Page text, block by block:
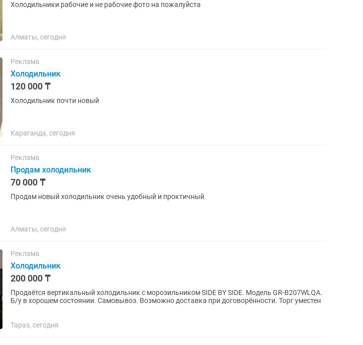
Холодильники рабочие и не рабочие фото на пожалуйста
Алматы, сегодня
Реклама
Холодильник
120 000 ₸
Холодильник почти новый
Караганда, сегодня
Реклама
Продам холодильник
70 000 ₸
Продам новый холодильник очень удобный и проктичный
Алматы, сегодня
Реклама
Холодильник
200 000 ₸
Продаётся вертикальный холодильник с морозильником SIDE BY SIDE. Модель GR-B207WLQA.
Б/у в хорошем состоянии. Самовывоз. Возможно доставка при договорённости. Торг уместен
Тараз, сегодня